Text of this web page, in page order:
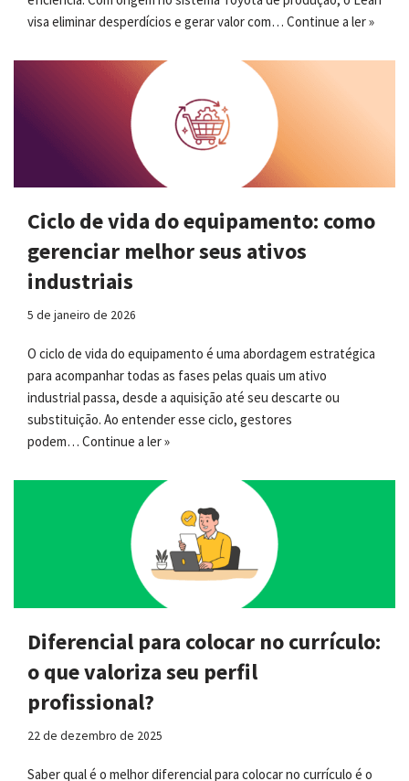
visa eliminar desperdícios e gerar valor com… Continue a ler »
Ciclo de vida do equipamento: como
gerenciar melhor seus ativos
industriais
5 de janeiro de 2026
O ciclo de vida do equipamento é uma abordagem estratégica
para acompanhar todas as fases pelas quais um ativo
industrial passa, desde a aquisição até seu descarte ou
substituição. Ao entender esse ciclo, gestores
podem… Continue a ler »
Diferencial para colocar no currículo:
o que valoriza seu perfil
profissional?
22 de dezembro de 2025
Saber qual é o melhor diferencial para colocar no currículo é o